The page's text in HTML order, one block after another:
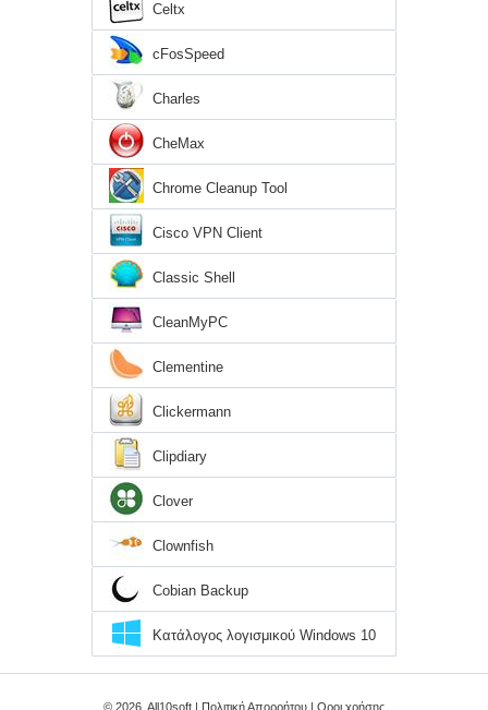
Celtx
cFosSpeed
Charles
CheMax
Chrome Cleanup Tool
Cisco VPN Client
Classic Shell
CleanMyPC
Clementine
Clickermann
Clipdiary
Clover
Clownfish
Cobian Backup
Κατάλογος λογισμικού Windows 10
© 2026, All10soft | Πολιτική Απορρήτου | Οροι χρήσης